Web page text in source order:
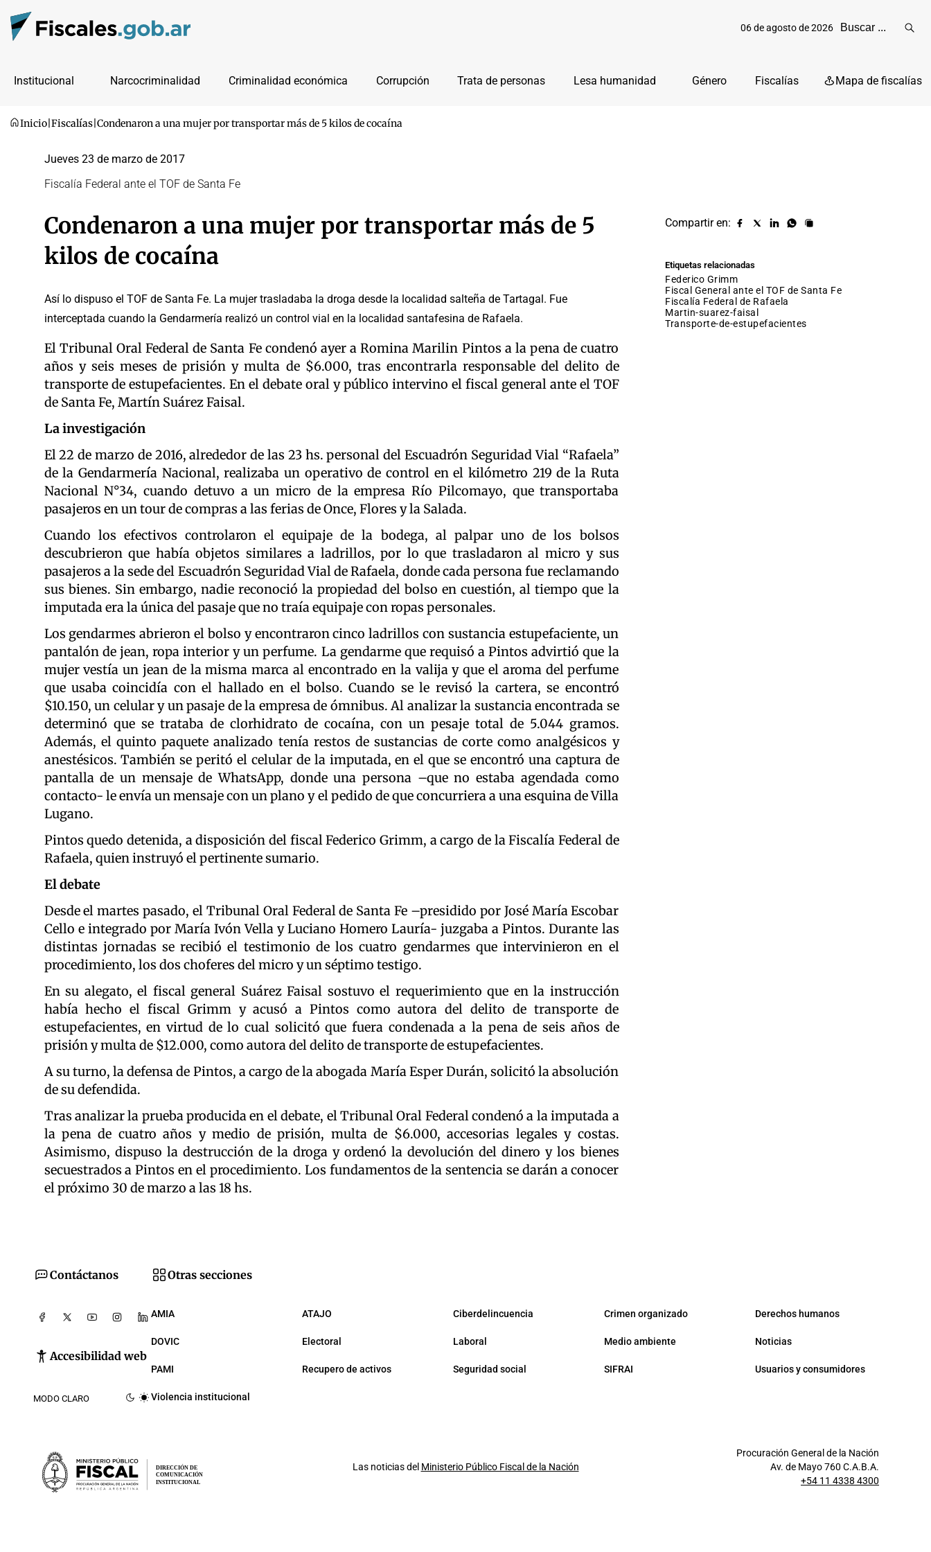
06 de agosto de 2026
Institucional Narcocriminalidad Criminalidad económica Corrupción Trata de personas Lesa humanidad Género Fiscalías Mapa de fiscalías
Inicio Fiscalías Condenaron a una mujer por transportar más de 5 kilos de cocaína
Jueves 23 de marzo de 2017
Fiscalía Federal ante el TOF de Santa Fe
Condenaron a una mujer por transportar más de 5
kilos de cocaína
Así lo dispuso el TOF de Santa Fe. La mujer trasladaba la droga desde la localidad salteña de Tartagal. Fue
interceptada cuando la Gendarmería realizó un control vial en la localidad santafesina de Rafaela.
El Tribunal Oral Federal de Santa Fe condenó ayer a Romina Marilin Pintos a la pena de cuatro
años y seis meses de prisión y multa de $6.000, tras encontrarla responsable del delito de
transporte de estupefacientes. En el debate oral y público intervino el fiscal general ante el TOF
de Santa Fe, Martín Suárez Faisal.
La investigación
El 22 de marzo de 2016, alrededor de las 23 hs. personal del Escuadrón Seguridad Vial “Rafaela”
de la Gendarmería Nacional, realizaba un operativo de control en el kilómetro 219 de la Ruta
Nacional N°34, cuando detuvo a un micro de la empresa Río Pilcomayo, que transportaba
pasajeros en un tour de compras a las ferias de Once, Flores y la Salada.
Cuando los efectivos controlaron el equipaje de la bodega, al palpar uno de los bolsos
descubrieron que había objetos similares a ladrillos, por lo que trasladaron al micro y sus
pasajeros a la sede del Escuadrón Seguridad Vial de Rafaela, donde cada persona fue reclamando
sus bienes. Sin embargo, nadie reconoció la propiedad del bolso en cuestión, al tiempo que la
imputada era la única del pasaje que no traía equipaje con ropas personales.
Los gendarmes abrieron el bolso y encontraron cinco ladrillos con sustancia estupefaciente, un
pantalón de jean, ropa interior y un perfume. La gendarme que requisó a Pintos advirtió que la
mujer vestía un jean de la misma marca al encontrado en la valija y que el aroma del perfume
que usaba coincidía con el hallado en el bolso. Cuando se le revisó la cartera, se encontró
$10.150, un celular y un pasaje de la empresa de ómnibus. Al analizar la sustancia encontrada se
determinó que se trataba de clorhidrato de cocaína, con un pesaje total de 5.044 gramos.
Además, el quinto paquete analizado tenía restos de sustancias de corte como analgésicos y
anestésicos. También se peritó el celular de la imputada, en el que se encontró una captura de
pantalla de un mensaje de WhatsApp, donde una persona –que no estaba agendada como
contacto- le envía un mensaje con un plano y el pedido de que concurriera a una esquina de Villa
Lugano.
Pintos quedo detenida, a disposición del fiscal Federico Grimm, a cargo de la Fiscalía Federal de
Rafaela, quien instruyó el pertinente sumario.
El debate
Desde el martes pasado, el Tribunal Oral Federal de Santa Fe –presidido por José María Escobar
Cello e integrado por María Ivón Vella y Luciano Homero Lauría- juzgaba a Pintos. Durante las
distintas jornadas se recibió el testimonio de los cuatro gendarmes que intervinieron en el
procedimiento, los dos choferes del micro y un séptimo testigo.
En su alegato, el fiscal general Suárez Faisal sostuvo el requerimiento que en la instrucción
había hecho el fiscal Grimm y acusó a Pintos como autora del delito de transporte de
estupefacientes, en virtud de lo cual solicitó que fuera condenada a la pena de seis años de
prisión y multa de $12.000, como autora del delito de transporte de estupefacientes.
A su turno, la defensa de Pintos, a cargo de la abogada María Esper Durán, solicitó la absolución
de su defendida.
Tras analizar la prueba producida en el debate, el Tribunal Oral Federal condenó a la imputada a
la pena de cuatro años y medio de prisión, multa de $6.000, accesorias legales y costas.
Asimismo, dispuso la destrucción de la droga y ordenó la devolución del dinero y los bienes
secuestrados a Pintos en el procedimiento. Los fundamentos de la sentencia se darán a conocer
el próximo 30 de marzo a las 18 hs.
Compartir en:
Compartir
Compartir
Compartir
Compartir
Copiar
Etiquetas relacionadas
Federico Grimm
Fiscal General ante el TOF de Santa Fe
Fiscalía Federal de Rafaela
martin-suarez-faisal
transporte-de-estupefacientes
Contáctanos
Accesibilidad web
MODO CLARO
Otras secciones
AMIA ATAJO Ciberdelincuencia Crimen organizado Derechos humanos
DOVIC Electoral Laboral Medio ambiente Noticias
PAMI Recupero de activos Seguridad social SIFRAI Usuarios y consumidores
Violencia institucional
DIRECCIÓN DE
COMUNICACIÓN
INSTITUCIONAL
Las noticias del Ministerio Público Fiscal de la Nación
Procuración General de la Nación
Av. de Mayo 760 C.A.B.A.
+54 11 4338 4300